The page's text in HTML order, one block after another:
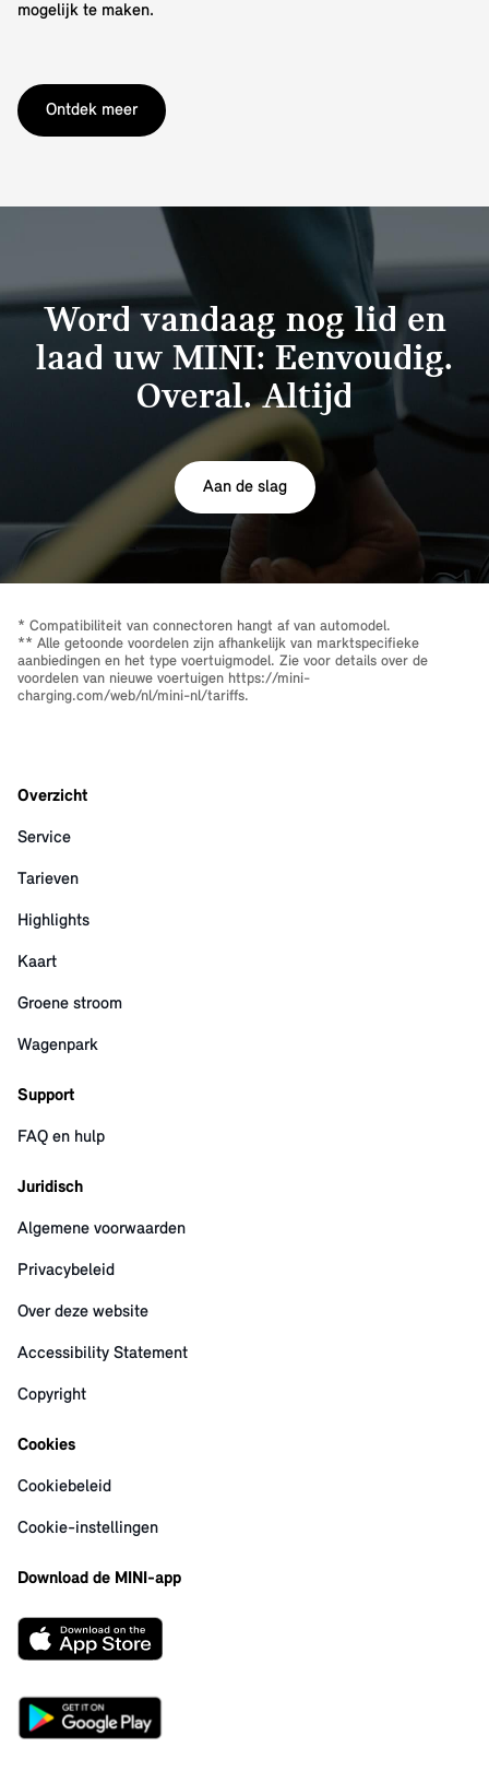
mogelijk te maken.
Ontdek meer
Word vandaag nog lid en
laad uw MINI: Eenvoudig.
Overal. Altijd
Aan de slag
* Compatibiliteit van connectoren hangt af van automodel.
** Alle getoonde voordelen zijn afhankelijk van marktspecifieke
aanbiedingen en het type voertuigmodel. Zie voor details over de
voordelen van nieuwe voertuigen https://mini-
charging.com/web/nl/mini-nl/tariffs.
Overzicht
Service
Tarieven
Highlights
Kaart
Groene stroom
Wagenpark
Support
FAQ en hulp
Juridisch
Algemene voorwaarden
Privacybeleid
Over deze website
Accessibility Statement
Copyright
Cookies
Cookiebeleid
Cookie-instellingen
Download de MINI-app